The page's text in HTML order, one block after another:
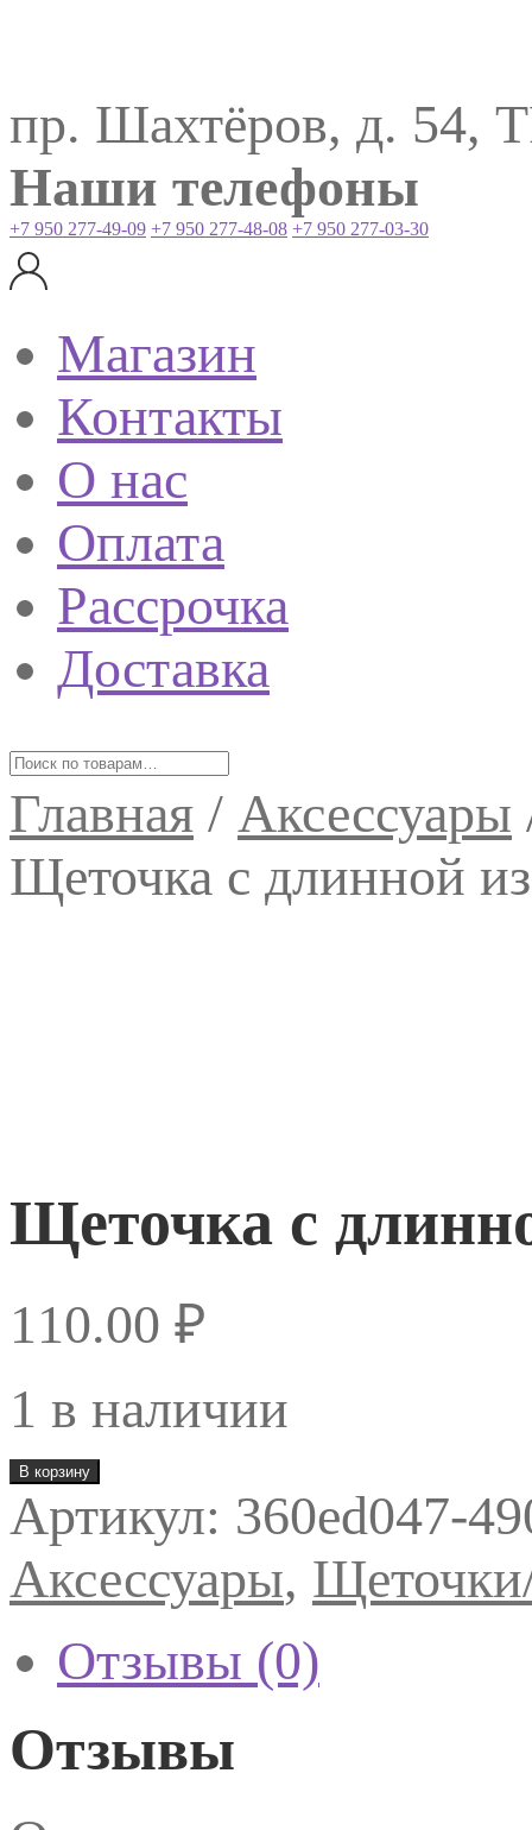
пр. Шахтёров, д. 54,
Наши телефоны
+7 950 277-49-09 +7 950 277-48-08 +7 950 277-03-30
Магазин
Контакты
О нас
Оплата
Рассрочка
Доставка
Главная / Аксессуары
Щеточка с длинной
Щеточка с
110.00 ₽
1 в наличии
Количество
товара
Щеточка
с
изогнутой
ручкой
В корзину
Артикул: 360ed047-
Аксессуары,
Отзывы (0)
Отзывы